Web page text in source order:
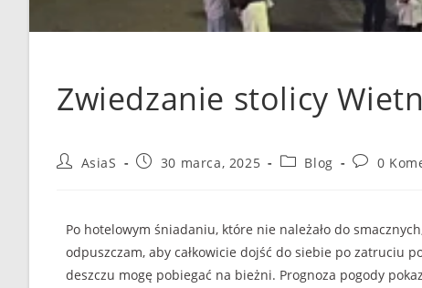
Zwiedzanie stolicy
AsiaS 30 marca, 2025 Blog 0
Po hotelowym śniadaniu, które nie należało do
odpuszczam, aby całkowicie dojść do siebie po zatruciu
deszczu mogę pobiegać na bieżni. Prognoza pogody